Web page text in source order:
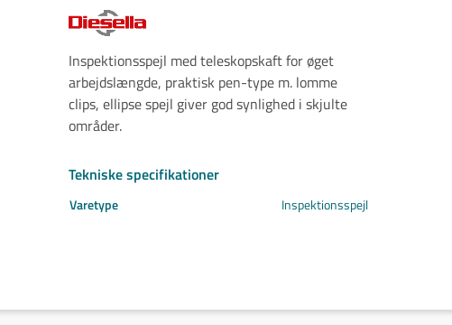
Svejs projektet sammen
Kom i mål med dit projekt
Mærker
Cepro
Fliess
Grupa
Hypertherm
Inspektionsspejl med teleskopskaft for øget
arbejdslængde, praktisk pen-type m. lomme
clips, ellipse spejl giver god synlighed i skjulte
områder.
Tekniske specifikationer
Varetype Inspektionsspejl